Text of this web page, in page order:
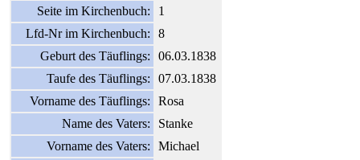
Seite im Kirchenbuch:
1
Lfd-Nr im Kirchenbuch:
8
Geburt des Täuflings:
06.03.1838
Taufe des Täuflings:
07.03.1838
Vorname des Täuflings:
Rosa
Name des Vaters:
Stanke
Vorname des Vaters:
Michael